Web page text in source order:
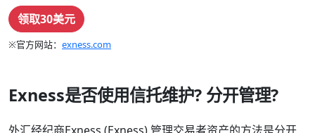
领取30美元
※官方网站： exness.com
Exness是否使用信托维护? 分开管理?